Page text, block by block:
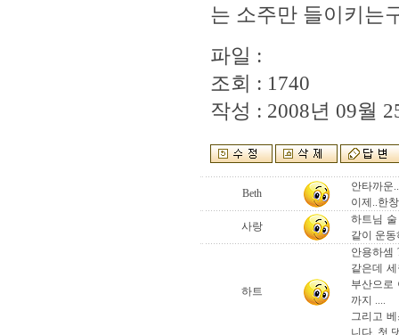
는 소주만 들이키는
파일 :
조회 : 1740
작성 : 2008년 09월
Beth
안타까운
이제..한
사랑
하트님
같이 운
하트
안용하셈
같은데
부산으로
까지 ....
그리고
니다. 첫